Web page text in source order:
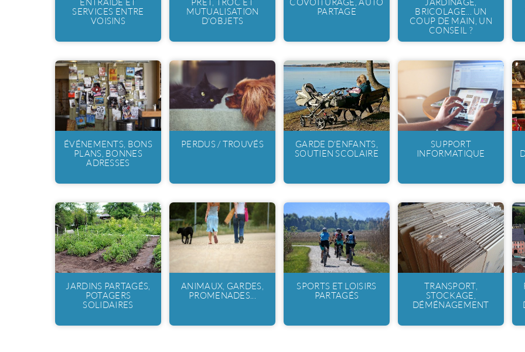
SERVICES ENTRE
VOISINS
MUTUALISATION
D'OBJETS
PARTAGE
BRICOLAGE... UN
COUP DE MAIN, UN
CONSEIL ?
ÉVÉNEMENTS, BONS
PLANS, BONNES
ADRESSES
PERDUS / TROUVÉS
GARDE D'ENFANTS,
SOUTIEN SCOLAIRE
SUPPORT
INFORMATIQUE
JARDINS PARTAGÉS,
POTAGERS
SOLIDAIRES
ANIMAUX, GARDES,
PROMENADES...
SPORTS ET LOISIRS
PARTAGÉS
TRANSPORT,
STOCKAGE,
DÉMÉNAGEMENT